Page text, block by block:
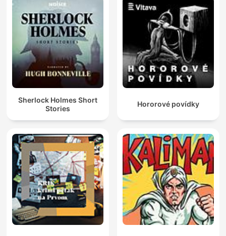
Sherlock Holmes Short
Stories
Hororové povídky